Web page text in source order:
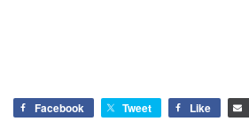
Facebook Tweet Like